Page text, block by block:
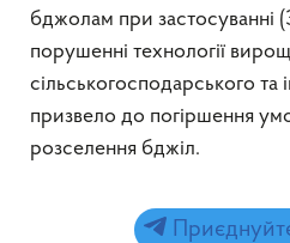
бджолам при застосуванні
порушенні технології
сільськогосподарського
призвело до погіршення
розселення бджіл.